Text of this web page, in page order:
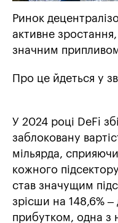
Ринок
активне
значним
Про це йдеться у
У 2024 році DeFi
заблоковану
мільярда,
кожного
став значущим
зрісши на 148,6% –
прибутком, одна з